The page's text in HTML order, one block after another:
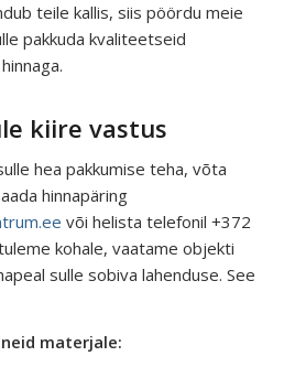
teile kallis, siis pöördu meie
pakkuda kvaliteetseid
kiire vastus
hea pakkumise teha, võta
hinnapäring
või helista telefonil +372
kohale, vaatame objekti
sulle sobiva lahenduse. See
materjale: